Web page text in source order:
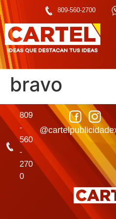
809-560-2700
bravo
809
-
560
-
270
0